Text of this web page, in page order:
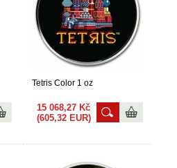
Tetris Color 1 oz
15 068,27 Kč
(605,32 EUR)